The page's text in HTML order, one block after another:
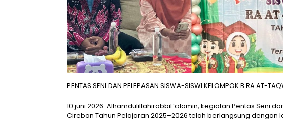
PENTAS SENI DAN PELEPASAN SISWA-SISWI KELOMPOK B RA AT-
10 juni 2026. Alhamdulillahirabbil ‘alamin, kegiatan Pentas Seni
Cirebon Tahun Pelajaran 2025–2026 telah berlangsung